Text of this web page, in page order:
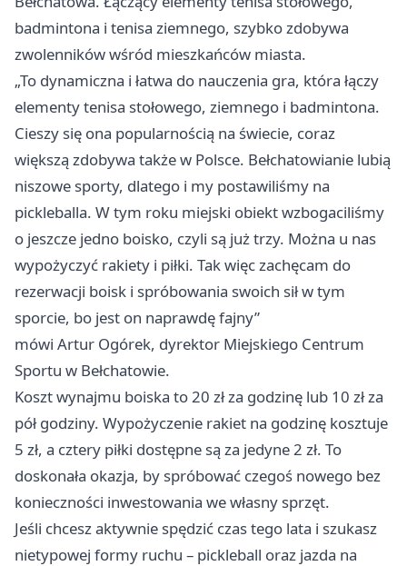
badmintona i tenisa ziemnego, szybko zdobywa
zwolenników wśród mieszkańców miasta.
„To dynamiczna i łatwa do nauczenia gra, która łączy
elementy tenisa stołowego, ziemnego i badmintona.
Cieszy się ona popularnością na świecie, coraz
większą zdobywa także w Polsce. Bełchatowianie lubią
niszowe sporty, dlatego i my postawiliśmy na
pickleballa. W tym roku miejski obiekt wzbogaciliśmy
o jeszcze jedno boisko, czyli są już trzy. Można u nas
wypożyczyć rakiety i piłki. Tak więc zachęcam do
rezerwacji boisk i spróbowania swoich sił w tym
sporcie, bo jest on naprawdę fajny”
mówi Artur Ogórek, dyrektor Miejskiego Centrum
Sportu w Bełchatowie.
Koszt wynajmu boiska to 20 zł za godzinę lub 10 zł za
pół godziny. Wypożyczenie rakiet na godzinę kosztuje
5 zł, a cztery piłki dostępne są za jedyne 2 zł. To
doskonała okazja, by spróbować czegoś nowego bez
konieczności inwestowania we własny sprzęt.
Jeśli chcesz aktywnie spędzić czas tego lata i szukasz
nietypowej formy ruchu – pickleball oraz jazda na